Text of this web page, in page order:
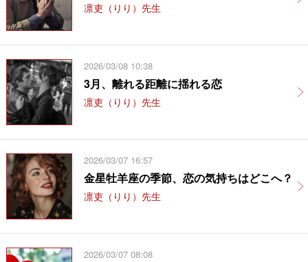
凛吏（りり）先生
2026/03/08 10:38
3月、離れる距離に揺れる恋
凛吏（りり）先生
2026/03/07 16:57
金星牡羊座の季節、恋の気持ちはどこへ？
凛吏（りり）先生
2026/03/07 08:08